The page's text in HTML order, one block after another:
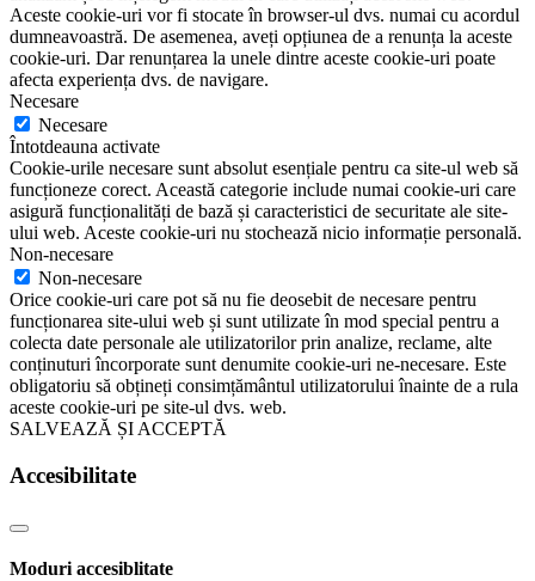
Aceste cookie-uri vor fi stocate în browser-ul dvs. numai cu acordul
dumneavoastră. De asemenea, aveți opțiunea de a renunța la aceste
cookie-uri. Dar renunțarea la unele dintre aceste cookie-uri poate
afecta experiența dvs. de navigare.
Necesare
Necesare
Întotdeauna activate
Cookie-urile necesare sunt absolut esențiale pentru ca site-ul web să
funcționeze corect. Această categorie include numai cookie-uri care
asigură funcționalități de bază și caracteristici de securitate ale site-
ului web. Aceste cookie-uri nu stochează nicio informație personală.
Non-necesare
Non-necesare
Orice cookie-uri care pot să nu fie deosebit de necesare pentru
funcționarea site-ului web și sunt utilizate în mod special pentru a
colecta date personale ale utilizatorilor prin analize, reclame, alte
conținuturi încorporate sunt denumite cookie-uri ne-necesare. Este
obligatoriu să obțineți consimțământul utilizatorului înainte de a rula
aceste cookie-uri pe site-ul dvs. web.
SALVEAZĂ ȘI ACCEPTĂ
Accesibilitate
Moduri accesiblitate